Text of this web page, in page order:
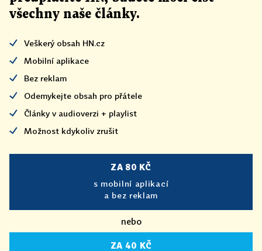
všechny naše články.
Veškerý obsah HN.cz
Mobilní aplikace
Bez reklam
Odemykejte obsah pro přátele
Články v audioverzi + playlist
Možnost kdykoliv zrušit
ZA 80 KČ
s mobilní aplikací
a bez reklam
nebo
ZA 40 KČ